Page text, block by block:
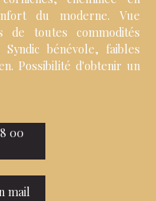
du moderne. Vue
de toutes commodités
bénévole, faibles
Possibilité d'obtenir un
00
mail